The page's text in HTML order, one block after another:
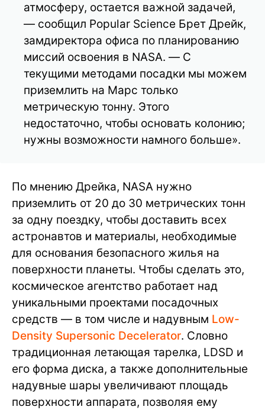
атмосферу, остается важной задачей,
— сообщил Popular Science Брет Дрейк,
замдиректора офиса по планированию
миссий освоения в NASA. — С
текущими методами посадки мы можем
приземлить на Марс только
метрическую тонну. Этого
недостаточно, чтобы основать колонию;
нужны возможности намного больше».
По мнению Дрейка, NASA нужно
приземлить от 20 до 30 метрических тонн
за одну поездку, чтобы доставить всех
астронавтов и материалы, необходимые
для основания безопасного жилья на
поверхности планеты. Чтобы сделать это,
космическое агентство работает над
уникальными проектами посадочных
средств — в том числе и надувным Low-
Density Supersonic Decelerator. Словно
традиционная летающая тарелка, LDSD и
его форма диска, а также дополнительные
надувные шары увеличивают площадь
поверхности аппарата, позволяя ему